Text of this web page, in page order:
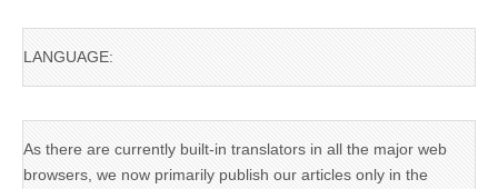
LANGUAGE:
As there are currently built-in translators in all the major web
browsers, we now primarily publish our articles only in the